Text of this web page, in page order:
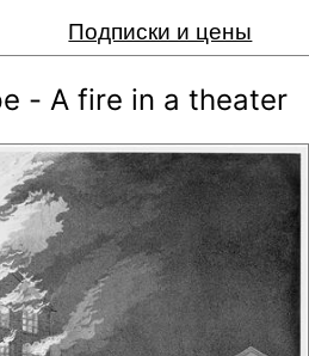
Подписки и цены
- A fire in a theater